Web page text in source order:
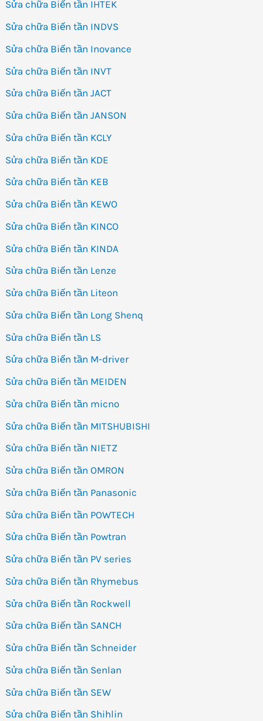
Sửa chữa Biến tần IHTEK
Sửa chữa Biến tần INDVS
Sửa chữa Biến tần Inovance
Sửa chữa Biến tần INVT
Sửa chữa Biến tần JACT
Sửa chữa Biến tần JANSON
Sửa chữa Biến tần KCLY
Sửa chữa Biến tần KDE
Sửa chữa Biến tần KEB
Sửa chữa Biến tần KEWO
Sửa chữa Biến tần KINCO
Sửa chữa Biến tần KINDA
Sửa chữa Biến tần Lenze
Sửa chữa Biến tần Liteon
Sửa chữa Biến tần Long Shenq
Sửa chữa Biến tần LS
Sửa chữa Biến tần M-driver
Sửa chữa Biến tần MEIDEN
Sửa chữa Biến tần micno
Sửa chữa Biến tần MITSHUBISHI
Sửa chữa Biến tần NIETZ
Sửa chữa Biến tần OMRON
Sửa chữa Biến tần Panasonic
Sửa chữa Biến tần POWTECH
Sửa chữa Biến tần Powtran
Sửa chữa Biến tần PV series
Sửa chữa Biến tần Rhymebus
Sửa chữa Biến tần Rockwell
Sửa chữa Biến tần SANCH
Sửa chữa Biến tần Schneider
Sửa chữa Biến tần Senlan
Sửa chữa Biến tần SEW
Sửa chữa Biến tần Shihlin